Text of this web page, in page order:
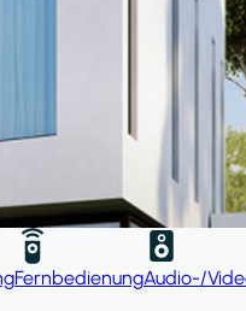
FernbedienungAudio-/